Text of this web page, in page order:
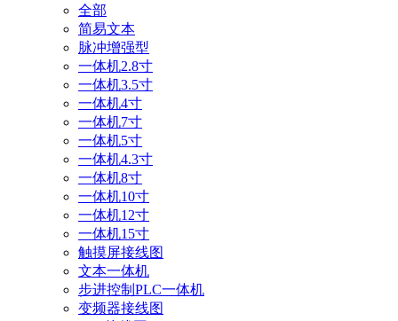
全部
简易文本
脉冲增强型
一体机2.8寸
一体机3.5寸
一体机4寸
一体机7寸
一体机5寸
一体机4.3寸
一体机8寸
一体机10寸
一体机12寸
一体机15寸
触摸屏接线图
文本一体机
步进控制PLC一体机
变频器接线图